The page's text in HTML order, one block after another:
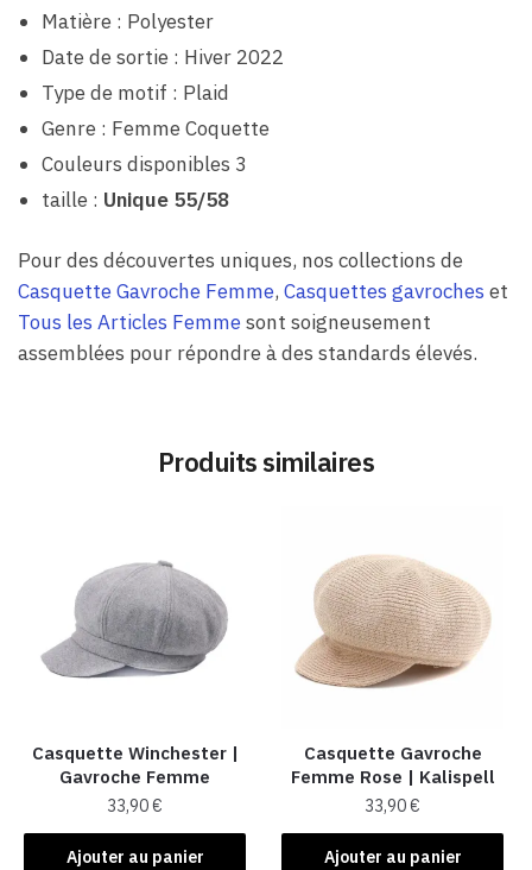
Matière : Polyester
Date de sortie : Hiver 2022
Type de motif : Plaid
Genre : Femme Coquette
Couleurs disponibles 3
taille : Unique 55/58
Pour des découvertes uniques, nos collections de
Casquette Gavroche Femme, Casquettes gavroches et
Tous les Articles Femmesont soigneusement
assemblées pour répondre à des standards élevés.
Produits similaires
Casquette Winchester |
Gavroche Femme
33,90€
Ajouter au panier
Casquette Gavroche
Femme Rose​ | Kalispell
33,90€
Ajouter au panier